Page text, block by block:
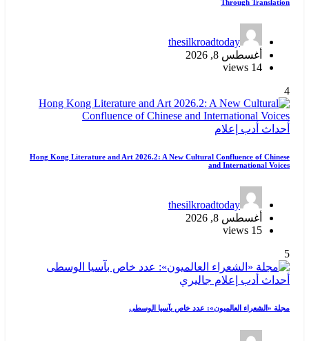
Through Translation
thesilkroadtoday
أغسطس 8, 2026
14 views
4
أحداث أدب إعلام
Hong Kong Literature and Art 2026.2: A New Cultural Confluence of Chinese
and International Voices
thesilkroadtoday
أغسطس 8, 2026
15 views
5
أحداث أدب إعلام جاليري
مجلة «الشعراء العالميون»: عدد خاص بآسيا الوسطى